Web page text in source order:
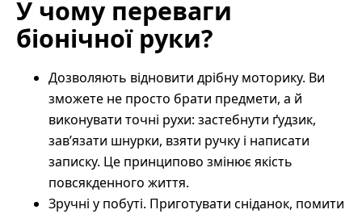
У чому переваги
біонічної руки?
Дозволяють відновити дрібну моторику. Ви
зможете не просто брати предмети, а й
виконувати точні рухи: застебнути ґудзик,
зав’язати шнурки, взяти ручку і написати
записку. Це принципово змінює якість
повсякденного життя.
Зручні у побуті. Приготувати сніданок, помити